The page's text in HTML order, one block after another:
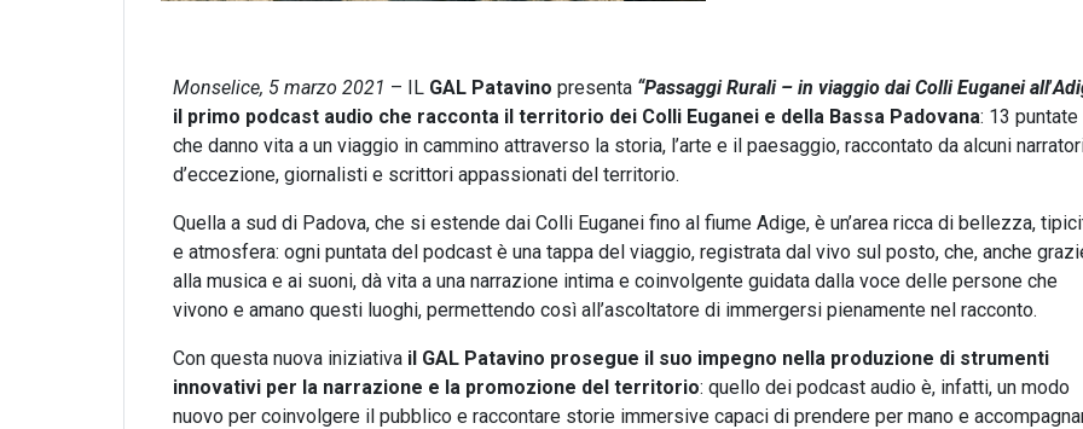
Monselice, 5 marzo 2021 – IL GAL Patavino presenta “Passaggi Rurali – in viaggio dai Colli Euganei all’
il primo podcast audio che racconta il territorio dei Colli Euganei e della Bassa Padovana: 13 puntate
che danno vita a un viaggio in cammino attraverso la storia, l’arte e il paesaggio, raccontato da alcuni
d’eccezione, giornalisti e scrittori appassionati del territorio.
Quella a sud di Padova, che si estende dai Colli Euganei fino al fiume Adige, è un’area ricca di bellezza,
e atmosfera: ogni puntata del podcast è una tappa del viaggio, registrata dal vivo sul posto, che, anche
alla musica e ai suoni, dà vita a una narrazione intima e coinvolgente guidata dalla voce delle persone che
vivono e amano questi luoghi, permettendo così all’ascoltatore di immergersi pienamente nel racconto.
Con questa nuova iniziativa il GAL Patavino prosegue il suo impegno nella produzione di strumenti
innovativi per la narrazione e la promozione del territorio: quello dei podcast audio è, infatti, un modo
nuovo per coinvolgere il pubblico e raccontare storie immersive capaci di prendere per mano e